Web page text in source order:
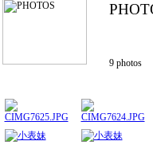
9 photos